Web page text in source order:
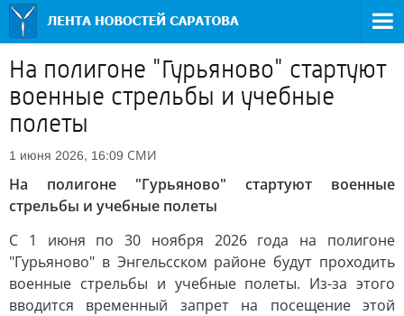
На полигоне "Гурьяново" стартуют
военные стрельбы и учебные
полеты
1 июня 2026, 16:09 СМИ
На полигоне "Гурьяново" стартуют военные
стрельбы и учебные полеты
С 1 июня по 30 ноября 2026 года на полигоне
"Гурьяново" в Энгельсском районе будут проходить
военные стрельбы и учебные полеты. Из-за этого
вводится временный запрет на посещение этой